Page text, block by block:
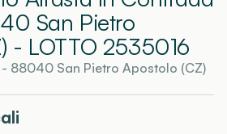
San Pietro
- LOTTO 2535016
88040 San Pietro Apostolo (CZ)